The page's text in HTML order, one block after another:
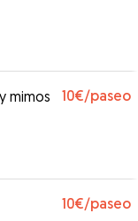
mimos
10€/paseo
10€/paseo